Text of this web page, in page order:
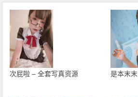
次屁啦 – 全套写真资源 是本末